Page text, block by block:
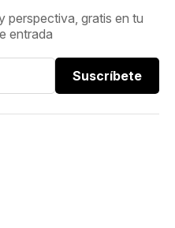
perspectiva, gratis en tu
entrada
Suscríbete